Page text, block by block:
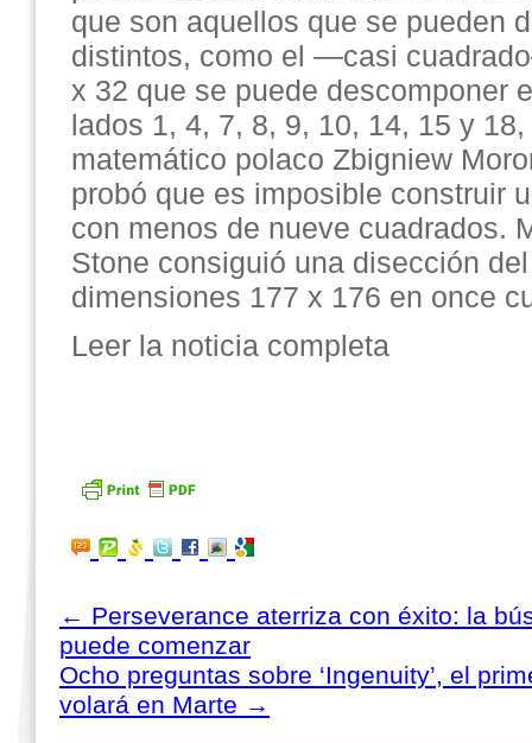
que son aquellos que se pueden
distintos, como el —casi
x 32 que se puede descomponer
lados 1, 4, 7, 8, 9, 10, 14, 15 y
matemático polaco Zbigniew
probó que es imposible construir
con menos de nueve cuadrados.
Stone consiguió una disección
dimensiones 177 x 176 en once
Leer la noticia completa
← Perseverance aterriza con éxito: la
puede comenzar
Ocho preguntas sobre ‘Ingenuity’, el
volará en Marte →